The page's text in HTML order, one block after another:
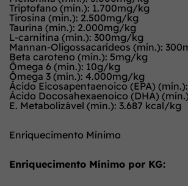
Triptofano (mín.): 1.700mg/kg
Tirosina (mín.): 2.500mg/kg
Taurina (mín.): 2.000mg/kg
L-carnitina (mín.): 300mg/kg
Mannan-Oligossacarídeos (mín.):
Beta caroteno (mín.): 5mg/kg
Ômega 6 (mín.): 10g/kg
Ômega 3 (mín.): 4.000mg/kg
Ácido Eicosapentaenoico (EPA)
Ácido Docosahexaenoico (DHA)
E. Metabolizável (mín.): 3.687 kcal/kg
Enriquecimento Mínimo
Enriquecimento Mínimo por KG: